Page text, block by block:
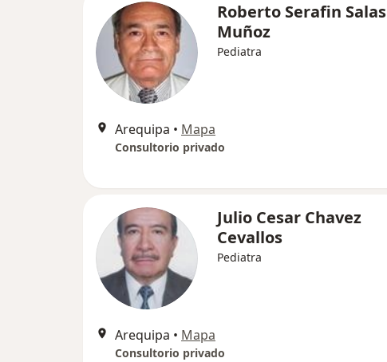
Roberto Serafin Salas
Muñoz
Pediatra
Arequipa • Mapa
Consultorio privado
Julio Cesar Chavez
Cevallos
Pediatra
Arequipa • Mapa
Consultorio privado